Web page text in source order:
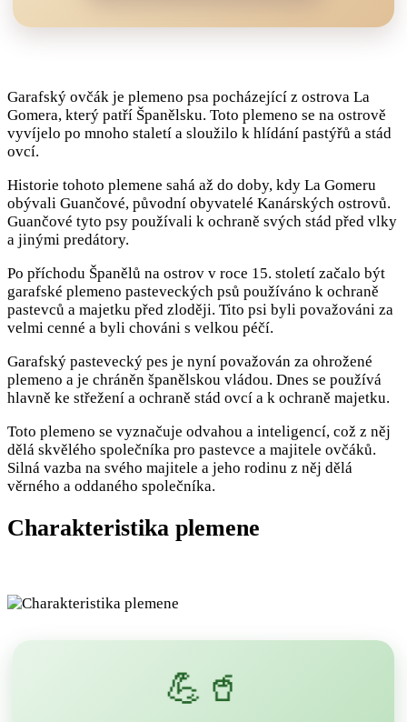
Garafský ovčák je plemeno psa pocházející z ostrova La
Gomera, který patří Španělsku. Toto plemeno se na ostrově
vyvíjelo po mnoho staletí a sloužilo k hlídání pastýřů a stád
ovcí.
Historie tohoto plemene sahá až do doby, kdy La Gomeru
obývali Guančové, původní obyvatelé Kanárských ostrovů.
Guančové tyto psy používali k ochraně svých stád před vlky
a jinými predátory.
Po příchodu Španělů na ostrov v roce 15. století začalo být
garafské plemeno pasteveckých psů používáno k ochraně
pastevců a majetku před zloději. Tito psi byli považováni za
velmi cenné a byli chováni s velkou péčí.
Garafský pastevecký pes je nyní považován za ohrožené
plemeno a je chráněn španělskou vládou. Dnes se používá
hlavně ke střežení a ochraně stád ovcí a k ochraně majetku.
Toto plemeno se vyznačuje odvahou a inteligencí, což z něj
dělá skvělého společníka pro pastevce a majitele ovčáků.
Silná vazba na svého majitele a jeho rodinu z něj dělá
věrného a oddaného společníka.
Charakteristika plemene
💪🥤